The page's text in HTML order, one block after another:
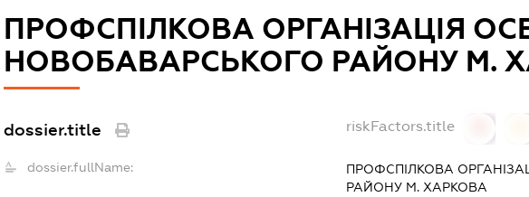
ПРОФСПІЛКОВА ОРГАНІЗАЦІЯ
НОВОБАВАРСЬКОГО РАЙОНУ М.
dossier.title riskFactors.title
dossier.fullName:
ПРОФСПІЛКОВА
РАЙОНУ М. ХАРКОВА